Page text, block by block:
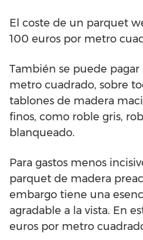
El coste de un parquet
100 euros por metro
También se puede
metro cuadrado, sobre
tablones de madera
finos, como roble gris,
blanqueado.
Para gastos menos
parquet de madera
embargo tiene una
agradable a la vista. En
euros por metro